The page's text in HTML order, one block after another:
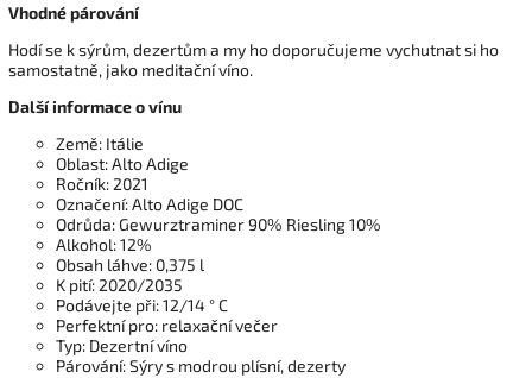
Vhodné párování
Hodí se k sýrům, dezertům a my ho doporučujeme vychutnat si ho
samostatně, jako meditační víno.
Další informace o vínu
Země: Itálie
Oblast: Alto Adige
Ročník: 2021
Označení: Alto Adige DOC
Odrůda: Gewurztraminer 90% Riesling 10%
Alkohol: 12%
Obsah láhve: 0,375 l
K pití: 2020/2035
Podávejte při: 12/14 ° C
Perfektní pro: relaxační večer
Typ: Dezertní víno
Párování: Sýry s modrou plísní, dezerty